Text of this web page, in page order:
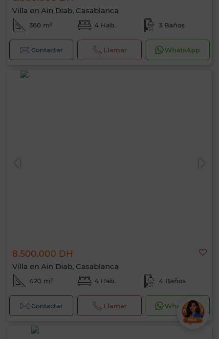
Villa en Ain Diab, Casablanca
360 m² 4 Hab. 3 Baños
Contactar Llamar WhatsApp
8.500.000 DH
Villa en Ain Diab, Casablanca
420 m² 4 Hab. 4 Baños
Contactar Llamar WhatsApp